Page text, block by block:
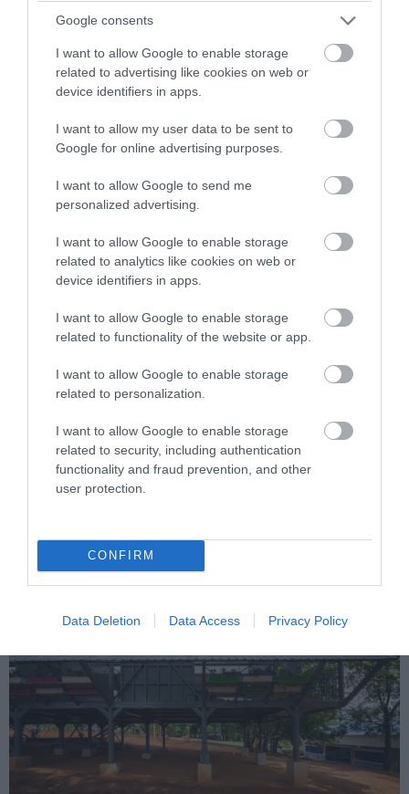
Google consents
I want to allow Google to enable storage
related to advertising like cookies on web or
device identifiers in apps.
I want to allow my user data to be sent to
Google for online advertising purposes.
I want to allow Google to send me
personalized advertising.
I want to allow Google to enable storage
related to analytics like cookies on web or
device identifiers in apps.
I want to allow Google to enable storage
related to functionality of the website or app.
I want to allow Google to enable storage
related to personalization.
I want to allow Google to enable storage
related to security, including authentication
functionality and fraud prevention, and other
user protection.
CONFIRM
Data Deletion Data Access Privacy Policy
13. Hanazono Óvoda
Építész: Hibinosekkei + Youji no Shiro
14. Baan Huay Sarn Yaw katasztrófa utáni
iskola
Építész: Vin Varavarn Architects
Chiang Rai, Thaiföld